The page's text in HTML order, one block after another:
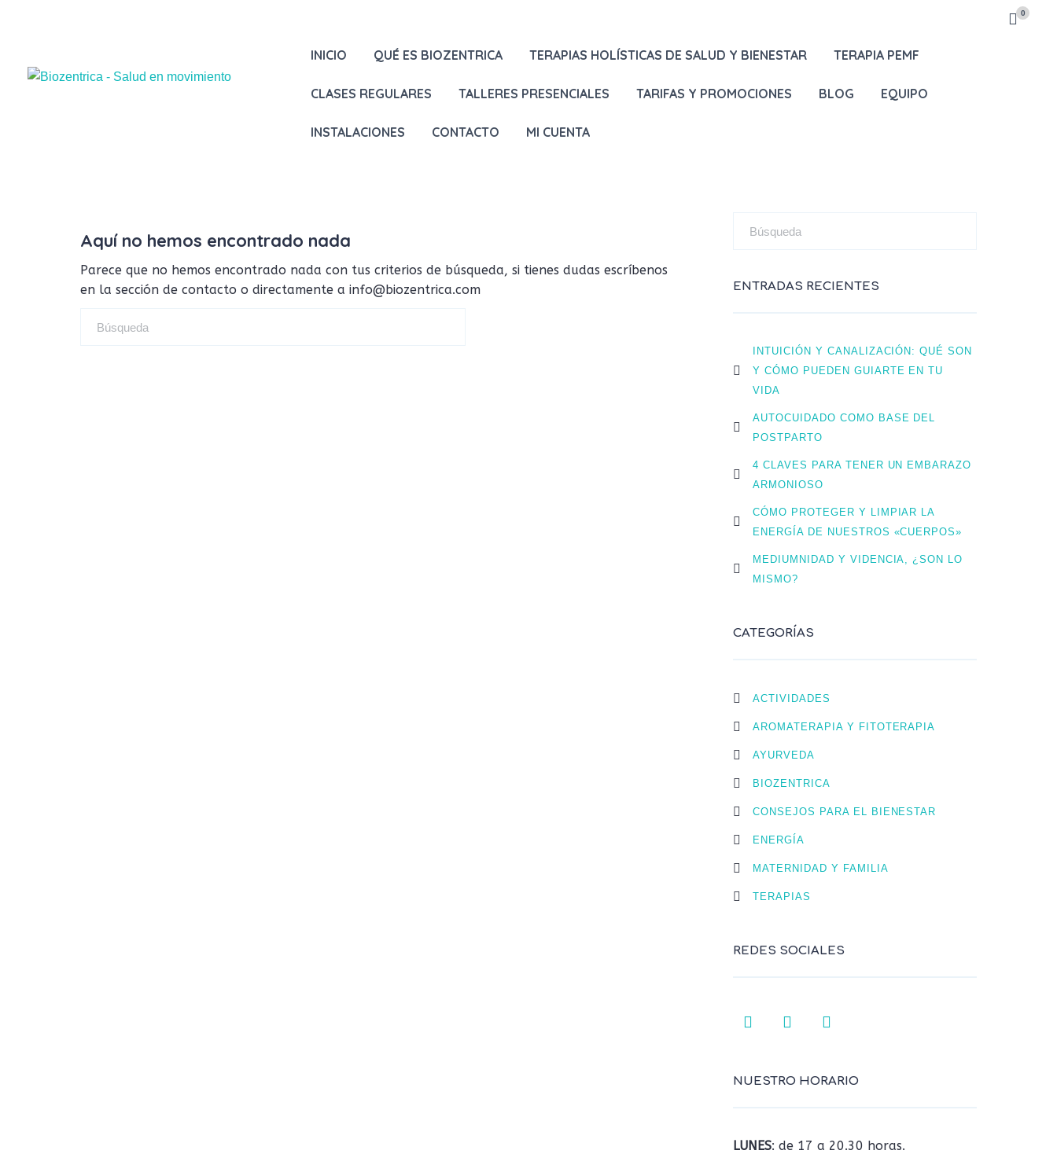
0
INICIO QUÉ ES BIOZENTRICA TERAPIAS HOLÍSTICAS DE SALUD Y BIENESTAR TERAPIA PEMF
CLASES REGULARES TALLERES PRESENCIALES TARIFAS Y PROMOCIONES BLOG EQUIPO
INSTALACIONES CONTACTO MI CUENTA
Aquí no hemos encontrado nada
Parece que no hemos encontrado nada con tus criterios de búsqueda, si tienes dudas escríbenos
en la sección de contacto o directamente a info@biozentrica.com
ENTRADAS RECIENTES
INTUICIÓN Y CANALIZACIÓN: QUÉ SON
Y CÓMO PUEDEN GUIARTE EN TU
VIDA
AUTOCUIDADO COMO BASE DEL
POSTPARTO
4 CLAVES PARA TENER UN EMBARAZO
ARMONIOSO
CÓMO PROTEGER Y LIMPIAR LA
ENERGÍA DE NUESTROS «CUERPOS»
MEDIUMNIDAD Y VIDENCIA, ¿SON LO
MISMO?
CATEGORÍAS
ACTIVIDADES
AROMATERAPIA Y FITOTERAPIA
AYURVEDA
BIOZENTRICA
CONSEJOS PARA EL BIENESTAR
ENERGÍA
MATERNIDAD Y FAMILIA
TERAPIAS
REDES SOCIALES
NUESTRO HORARIO
LUNES: de 17 a 20.30 horas.